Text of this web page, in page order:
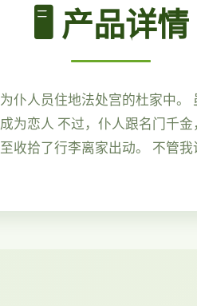
🖥️ 产品详情
仆人员住地法处宫的杜家中
为恋人 不过，仆人跟名门
拾了行李离家出动。 不管我